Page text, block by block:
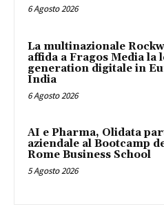
6 Agosto 2026
La multinazionale
affida a Fragos Media la
generation digitale in
India
6 Agosto 2026
AI e Pharma, Olidata
aziendale al Bootcamp
Rome Business School
5 Agosto 2026